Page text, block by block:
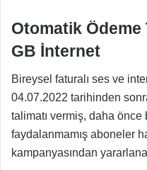
Otomatik Ödeme
GB İnternet
Bireysel faturalı ses ve
04.07.2022 tarihinden
talimatı vermiş, daha
faydalanmamış aboneler
kampanyasından